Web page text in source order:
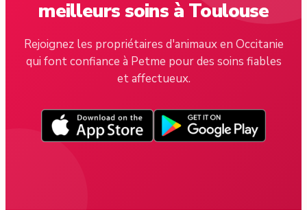
meilleurs soins à Toulouse
Rejoignez les propriétaires d'animaux en Occitanie
qui font confiance à Petme pour des soins fiables
et affectueux.